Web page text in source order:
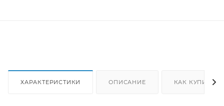
ХАРАКТЕРИСТИКИ ОПИСАНИЕ КАК КУПИТЬ